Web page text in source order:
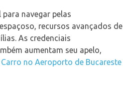
navegar pelas
recursos avançados de
As credenciais
aumentam seu apelo,
no Aeroporto de Bucareste